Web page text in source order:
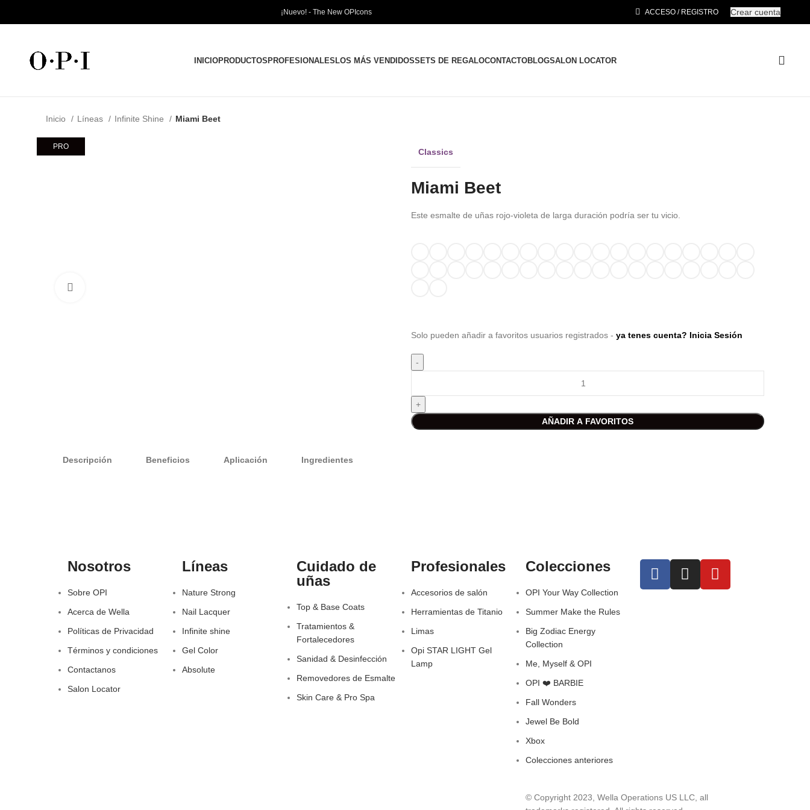
¡Nuevo! - The New OPIcons ACCESO / REGISTRO Crear cuenta
INICIOPRODUCTOSPROFESIONALESLOS MÁS VENDIDOSSETS DE REGALOCONTACTOBLOGSALON LOCATOR
Inicio Líneas Infinite Shine Miami Beet
PRO
Classics
Miami Beet
Este esmalte de uñas rojo-violeta de larga duración podría ser tu vicio.
Solo pueden añadir a favoritos usuarios registrados - ya tenes cuenta? Inicia Sesión
AÑADIR A FAVORITOS
Descripción Beneficios Aplicación Ingredientes
Nosotros
Sobre OPI
Acerca de Wella
Políticas de Privacidad
Términos y condiciones
Contactanos
Salon Locator
Líneas
Nature Strong
Nail Lacquer
Infinite shine
Gel Color
Absolute
Cuidado de
uñas
Top & Base Coats
Tratamientos &
Fortalecedores
Sanidad & Desinfección
Removedores de Esmalte
Skin Care & Pro Spa
Profesionales
Accesorios de salón
Herramientas de Titanio
Limas
Opi STAR LIGHT Gel
Lamp
Colecciones
OPI Your Way Collection
Summer Make the Rules
Big Zodiac Energy
Collection
Me, Myself & OPI
OPI ❤️ BARBIE
Fall Wonders
Jewel Be Bold
Xbox
Colecciones anteriores
© Copyright 2023, Wella Operations US LLC, all